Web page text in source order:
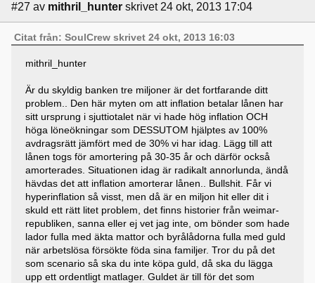
#27 av mithril_hunter skrivet 24 okt, 2013 17:04
Citat från: SoulCrew skrivet 24 okt, 2013 16:03
mithril_hunter
Är du skyldig banken tre miljoner är det fortfarande ditt
problem.. Den här myten om att inflation betalar lånen har
sitt ursprung i sjuttiotalet när vi hade hög inflation OCH
höga löneökningar som DESSUTOM hjälptes av 100%
avdragsrätt jämfört med de 30% vi har idag. Lägg till att
lånen togs för amortering på 30-35 år och därför också
amorterades. Situationen idag är radikalt annorlunda, ändå
hävdas det att inflation amorterar lånen.. Bullshit. Får vi
hyperinflation så visst, men då är en miljon hit eller dit i
skuld ett rätt litet problem, det finns historier från weimar-
republiken, sanna eller ej vet jag inte, om bönder som hade
lador fulla med äkta mattor och byrålådorna fulla med guld
när arbetslösa försökte föda sina familjer. Tror du på det
som scenario så ska du inte köpa guld, då ska du lägga
upp ett ordentligt matlager. Guldet är till för det som